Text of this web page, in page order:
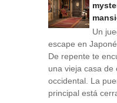
Un
escape en
De repente te
una vieja casa de
occidental. La
principal está